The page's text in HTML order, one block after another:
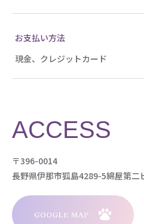
お支払い方法
現金、クレジットカード
ACCESS
〒396-0014
長野県伊那市狐島4289-5綿屋第二